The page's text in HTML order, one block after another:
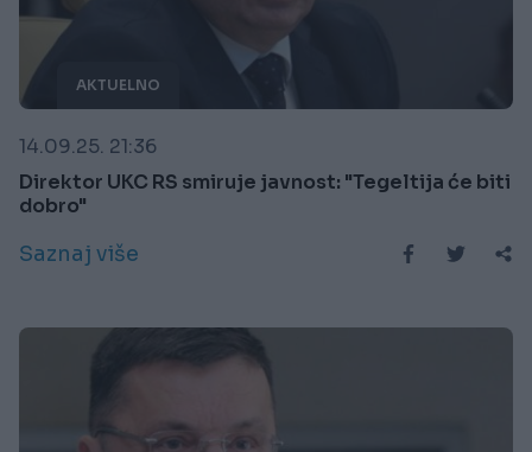
AKTUELNO
14.09.25. 21:36
Direktor UKC RS smiruje javnost: "Tegeltija će biti
dobro"
Saznaj više